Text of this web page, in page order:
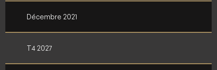
Décembre 2021
T4 2027